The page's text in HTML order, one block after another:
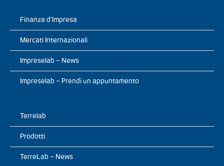
Finanza d’Impresa
Mercati Internazionali
Impreselab – News
Impreselab – Prendi un appuntamento
Terrelab
Prodotti
TerreLab – News